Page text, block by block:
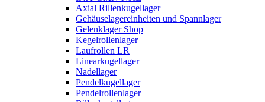
Axial Rillenkugellager
Gehäuselagereinheiten und Spannlager
Gelenklager Shop
Kegelrollenlager
Laufrollen LR
Linearkugellager
Nadellager
Pendelkugellager
Pendelrollenlager